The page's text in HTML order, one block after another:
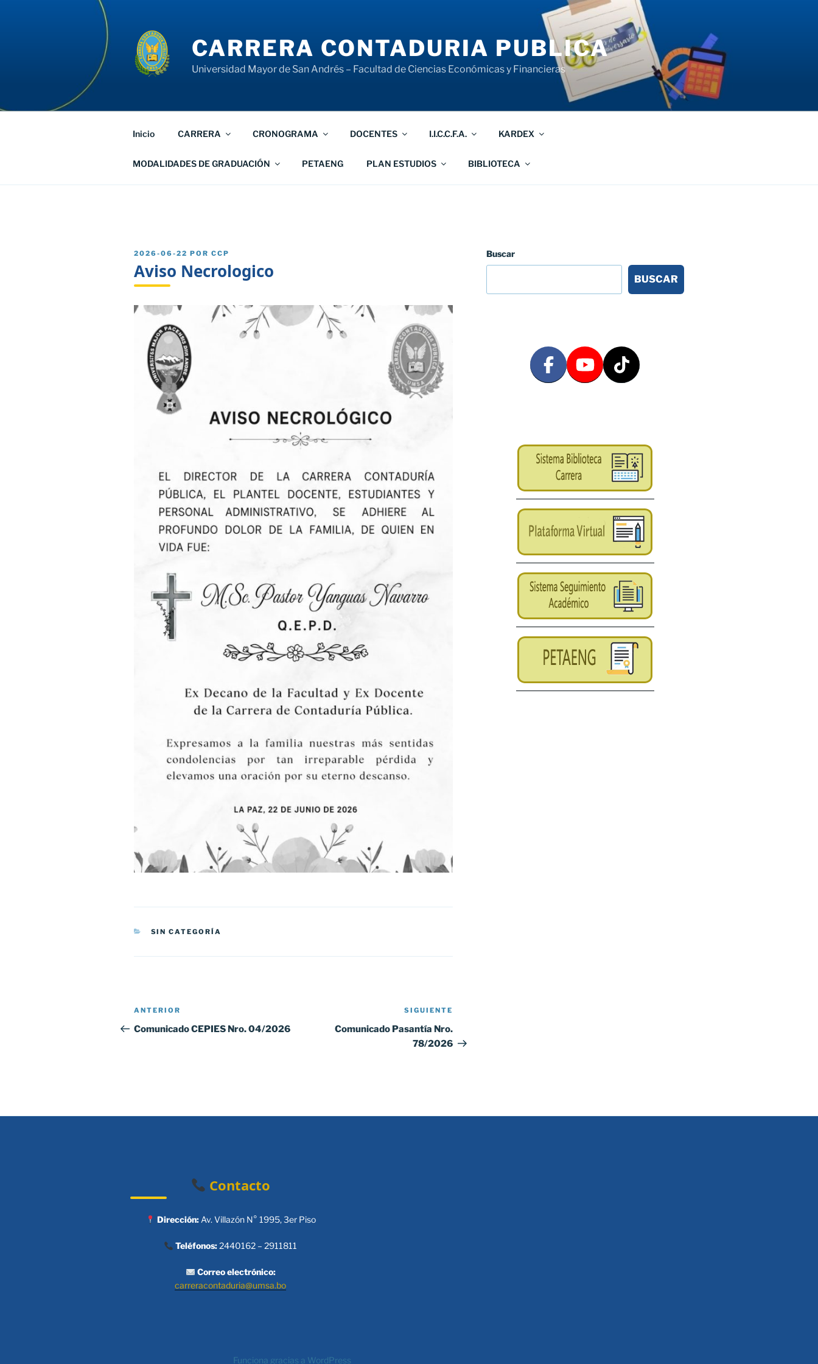
CARRERA CONTADURIA PUBLICA
Universidad Mayor de San Andrés – Facultad de Ciencias Económicas y Financieras
Inicio CARRERA CRONOGRAMA DOCENTES I.I.C.C.F.A. KARDEX
MODALIDADES DE GRADUACIÓN PETAENG PLAN ESTUDIOS BIBLIOTECA
PUBLICADO
2026-06-22 POR CCP
Aviso Necrologico
CATEGORÍAS
SIN CATEGORÍA
Navegación
de
Entrada
anterior:
ANTERIOR
Comunicado CEPIES Nro. 04/2026
SIGUIENTE
Comunicado Pasantía Nro.
78/2026
Buscar
BUSCAR
Contacto
Dirección:Av. Villazón N° 1995, 3er Piso
Teléfonos:2440162 – 2911811
Correo electrónico:
carreracontaduria@umsa.bo
Funciona gracias a WordPress